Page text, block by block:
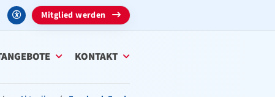
Mitglied werden
KONTAKT